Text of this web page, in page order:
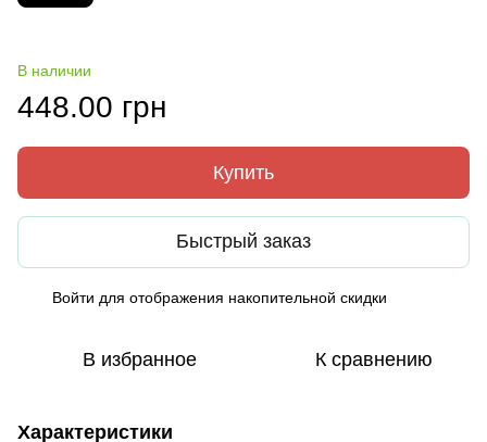
В наличии
448.00 грн
Купить
Быстрый заказ
Войти для отображения накопительной скидки
В избранное К сравнению
Характеристики